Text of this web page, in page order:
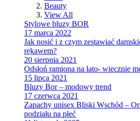
Beauty
View All
Stylowe bluzy BOR
17 marca 2022
Jak nosić i z czym zestawiać
rękawem?
20 sierpnia 2021
Odsłoń ramiona na lato- wiecznie
15 lipca 2021
Bluzy Bor – modowy trend
17 czerwca 2021
Zapachy unisex Bliski Wschód –
podziału na płeć